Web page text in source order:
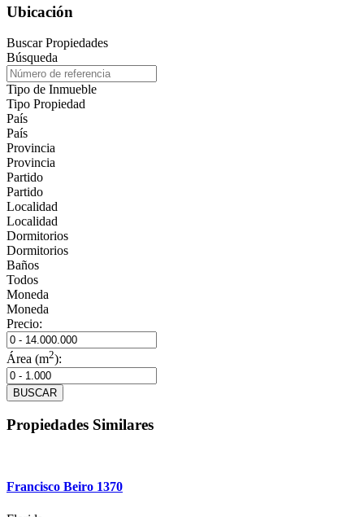
Ubicación
Buscar Propiedades
Búsqueda
Tipo de Inmueble
Tipo Propiedad
País
País
Provincia
Provincia
Partido
Partido
Localidad
Localidad
Dormitorios
Dormitorios
Baños
Todos
Moneda
Moneda
Precio:
Área (m2):
BUSCAR
Propiedades Similares
Francisco Beiro 1370